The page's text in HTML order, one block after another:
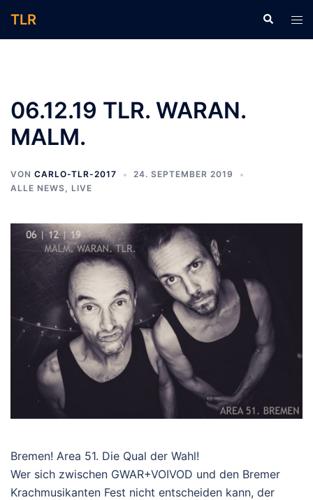
Inhalt
TLR Suche
06.12.19 TLR. WARAN.
MALM.
VON CARLO-TLR-2017
24. SEPTEMBER 2019
ALLE NEWS, LIVE
Bremen! Area 51. Die Qual der Wahl!
Wer sich zwischen GWAR+VOIVOD und den Bremer
Krachmusikanten Fest nicht entscheiden kann, der